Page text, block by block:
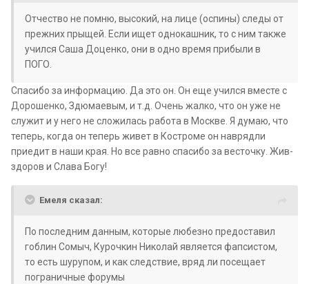
Отчество не помню, высокий, на лице (оспины) следы от
прежних прыщей. Если ищет однокашник, то с ним также
учился Саша Доценко, они в одно время прибыли в
ПОГО.
Спасибо за информацию. Да это он. Он еще учился вместе с
Дорошенко, Здюмаевым, и т.д. Очень жалко, что он уже не
служит и у него не сложилась работа в Москве. Я думаю, что
теперь, когда он теперь живет в Костроме он наврядли
приедит в наши края. Но все равно спасибо за весточку. Жив-
здоров и Слава Богу!
Емеля сказал:
По последним данным, которые любезно предоставил
гоблин Сомыч, Курочкин Николай является фапсистом,
то есть шурупом, и как следствие, вряд ли посещает
пограничные форумы